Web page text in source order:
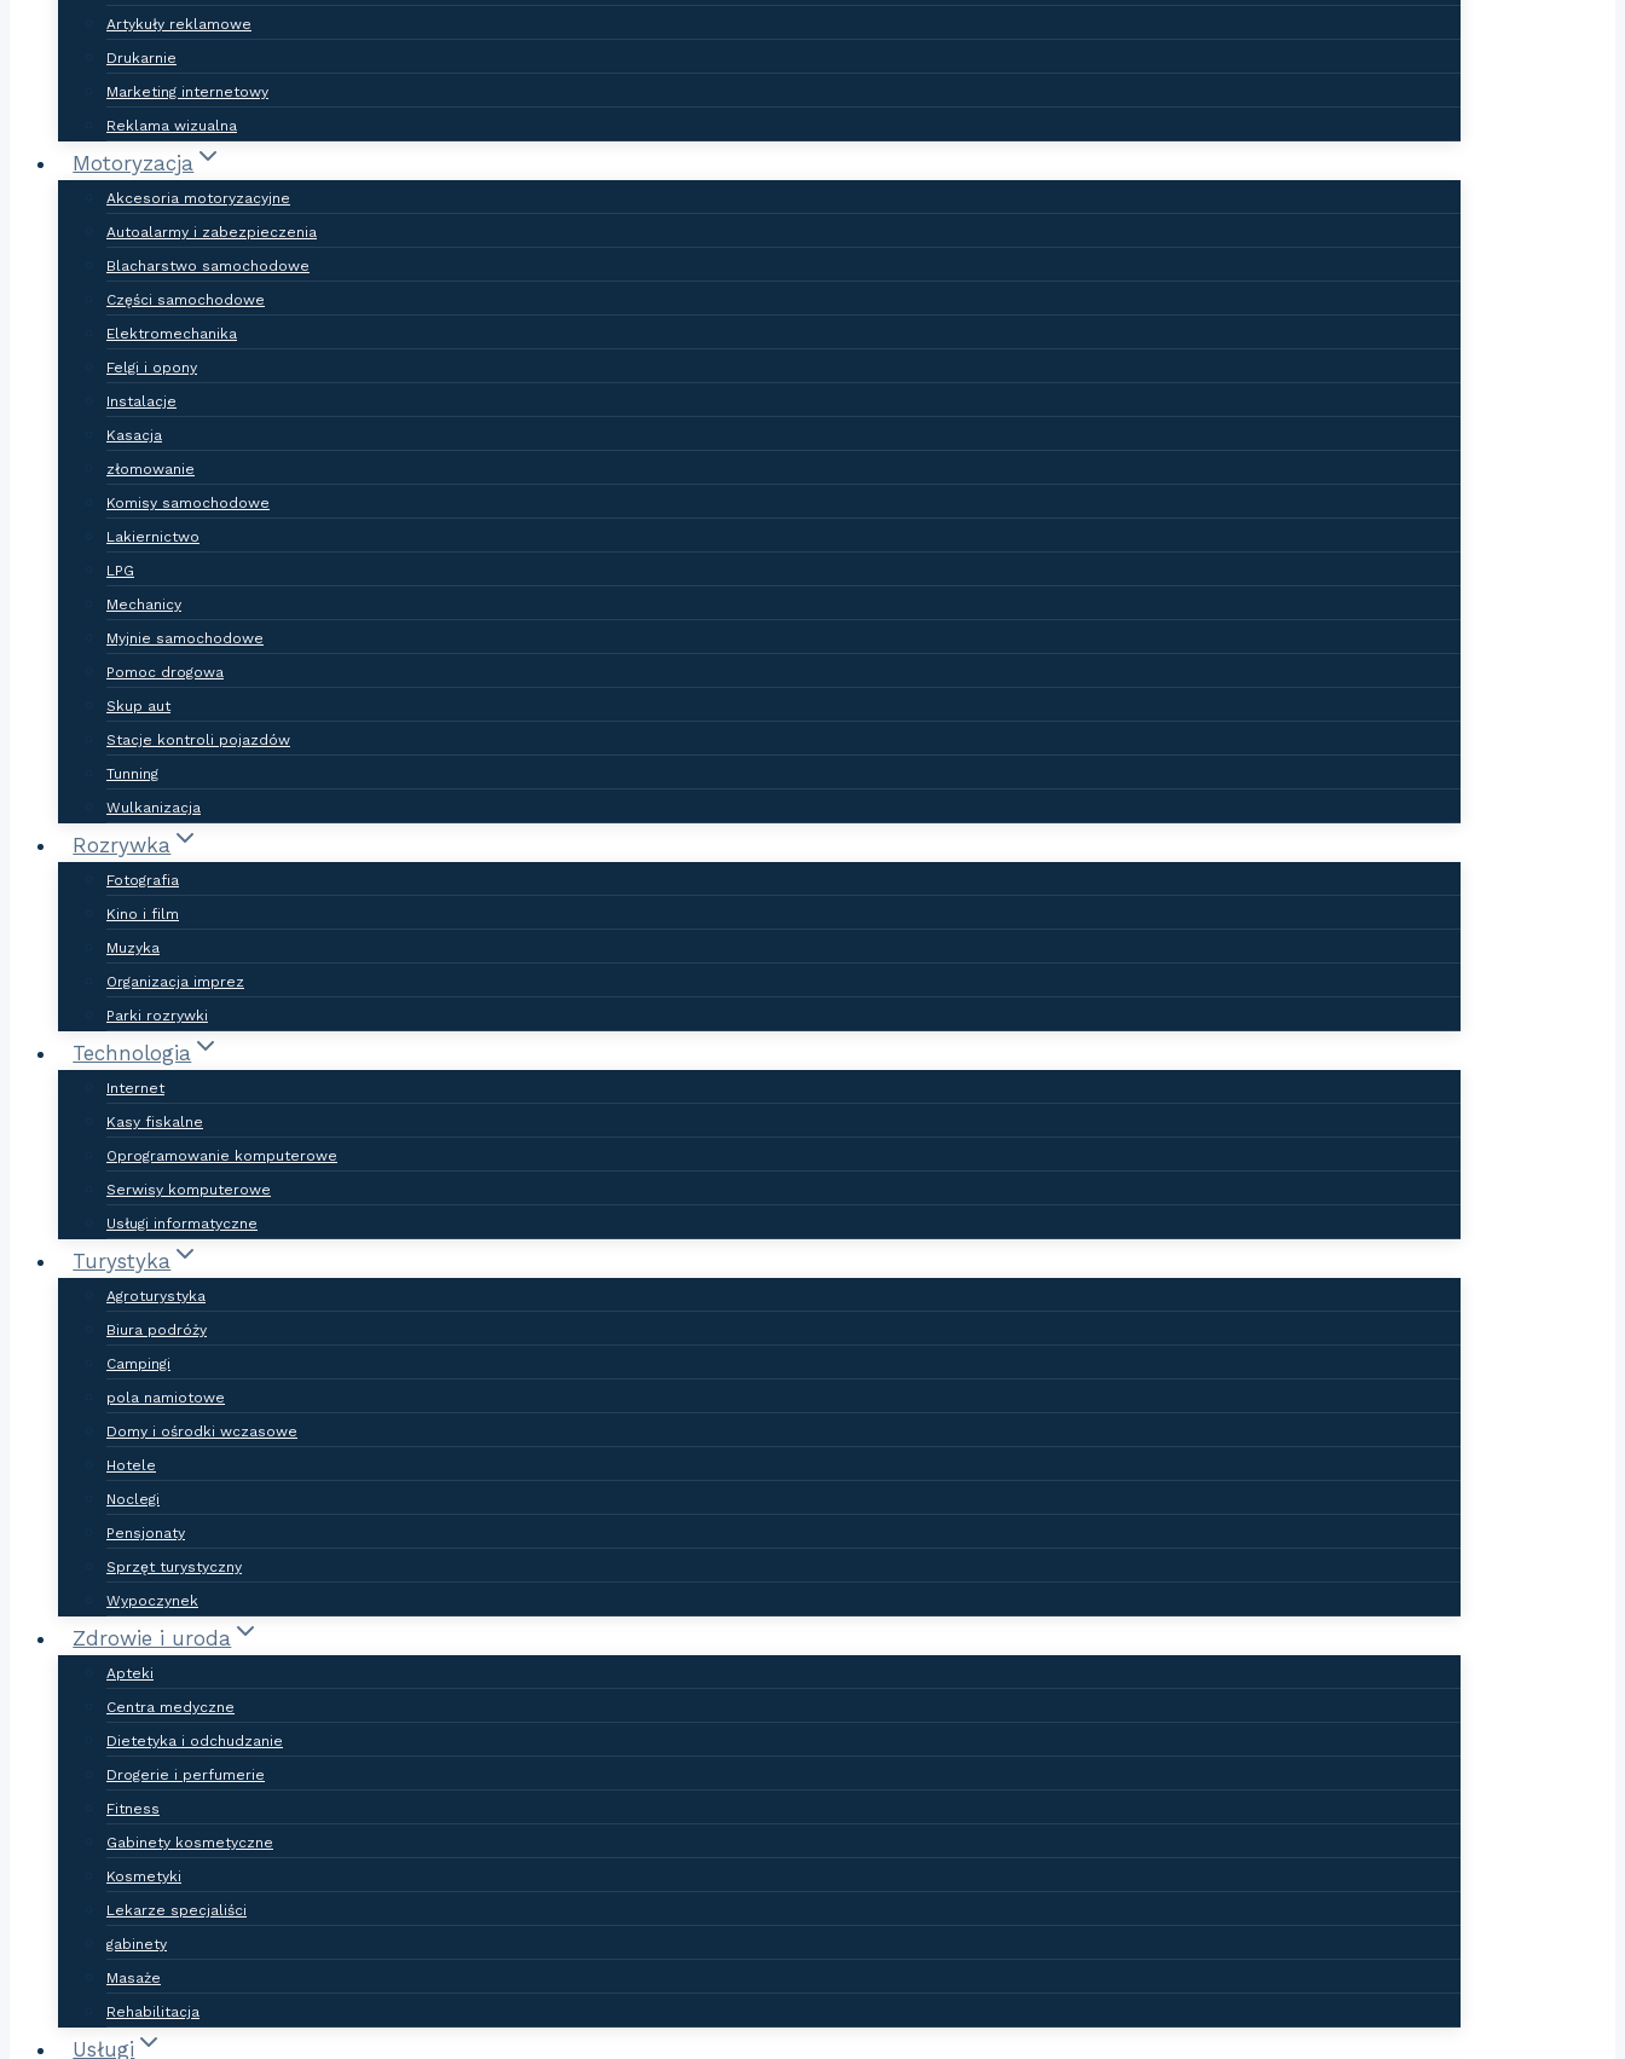
Artykuły reklamowe
Drukarnie
Marketing internetowy
Reklama wizualna
Motoryzacja
Akcesoria motoryzacyjne
Autoalarmy i zabezpieczenia
Blacharstwo samochodowe
Części samochodowe
Elektromechanika
Felgi i opony
Instalacje
Kasacja
złomowanie
Komisy samochodowe
Lakiernictwo
LPG
Mechanicy
Myjnie samochodowe
Pomoc drogowa
Skup aut
Stacje kontroli pojazdów
Tunning
Wulkanizacja
Rozrywka
Fotografia
Kino i film
Muzyka
Organizacja imprez
Parki rozrywki
Technologia
Internet
Kasy fiskalne
Oprogramowanie komputerowe
Serwisy komputerowe
Usługi informatyczne
Turystyka
Agroturystyka
Biura podróży
Campingi
pola namiotowe
Domy i ośrodki wczasowe
Hotele
Noclegi
Pensjonaty
Sprzęt turystyczny
Wypoczynek
Zdrowie i uroda
Apteki
Centra medyczne
Dietetyka i odchudzanie
Drogerie i perfumerie
Fitness
Gabinety kosmetyczne
Kosmetyki
Lekarze specjaliści
gabinety
Masaże
Rehabilitacja
Usługi